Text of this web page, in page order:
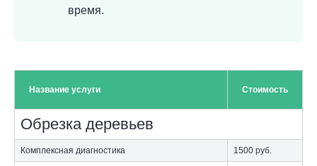
время.
Название услуги Стоимость
Обрезка деревьев
Комплексная диагностика 1500 руб.